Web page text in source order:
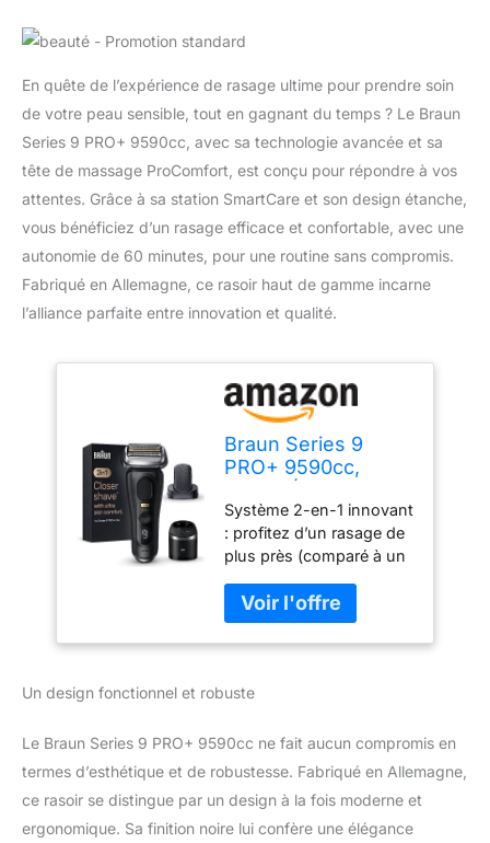
En quête de l’expérience de rasage ultime pour prendre soin
de votre peau sensible, tout en gagnant du temps ? Le Braun
Series 9 PRO+ 9590cc, avec sa technologie avancée et sa
tête de massage ProComfort, est conçu pour répondre à vos
attentes. Grâce à sa station SmartCare et son design étanche,
vous bénéficiez d’un rasage efficace et confortable, avec une
autonomie de 60 minutes, pour une routine sans compromis.
Fabriqué en Allemagne, ce rasoir haut de gamme incarne
l’alliance parfaite entre innovation et qualité.
Braun Series 9
PRO+ 9590cc,
Pour Homme,
Système 2-En-1
Avec Tête De
Massage
ProComfort Pour
Pré-Rasage, Station
SmartCare,
D'autonomie,
Allemagne, Noir
Système 2-en-1 innovant
: profitez d’un rasage de
plus près (comparé à un
PRO+ uniquement) avec
un confort optimal de la
peau grâce au Series 9
massage ProComfort de
rasage Routine de pré-
rasage simple, en un clic
: fixez la tête de massage
ProComfort sur votre
rasoir. Préparez ainsi
Un design fonctionnel et robuste
Le Braun Series 9 PRO+ 9590cc ne fait aucun compromis en
termes d’esthétique et de robustesse. Fabriqué en Allemagne,
ce rasoir se distingue par un design à la fois moderne et
ergonomique. Sa finition noire lui confère une élégance